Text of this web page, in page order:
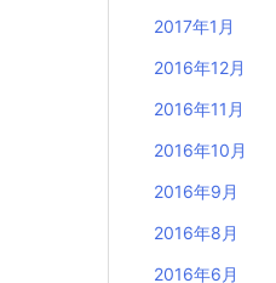
2017年1月
2016年12月
2016年11月
2016年10月
2016年9月
2016年8月
2016年6月